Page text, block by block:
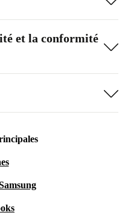
et la conformité